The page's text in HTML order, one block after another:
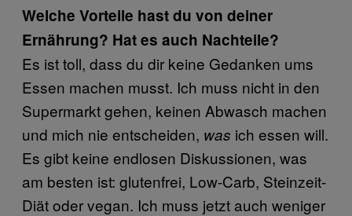
Welche Vorteile hast du von deiner
Ernährung? Hat es auch Nachteile?
Es ist toll, dass du dir keine Gedanken ums
Essen machen musst. Ich muss nicht in den
Supermarkt gehen, keinen Abwasch machen
und mich nie entscheiden, was ich essen will.
Es gibt keine endlosen Diskussionen, was
am besten ist: glutenfrei, Low-Carb, Steinzeit-
Diät oder vegan. Ich muss jetzt auch weniger